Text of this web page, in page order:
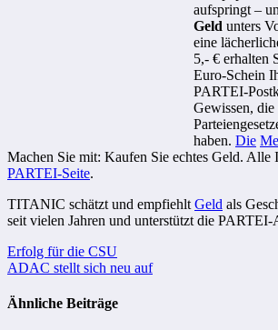
aufspringt –
Geld unters
eine
5,- € erhalten
Euro-Schein
PARTEI-
Gewissen, die
haben. Die
Machen Sie mit: Kaufen Sie echtes Geld. Alle
PARTEI-Seite.
TITANIC schätzt und empfiehlt Geld als
seit vielen Jahren und unterstützt die
Beitragsnavigation
Erfolg für die CSU
ADAC stellt sich neu auf
Ähnliche Beiträge